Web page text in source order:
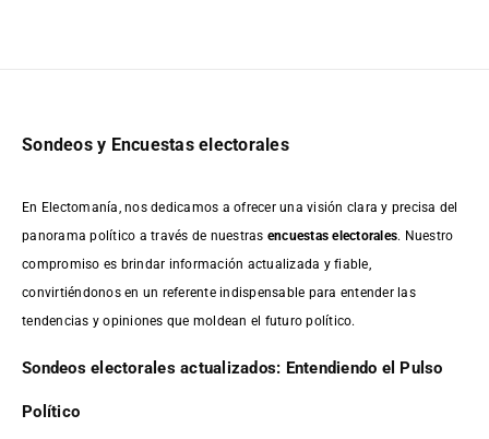
Sondeos y Encuestas electorales
En Electomanía, nos dedicamos a ofrecer una visión clara y precisa del
panorama político a través de nuestras encuestas electorales. Nuestro
compromiso es brindar información actualizada y fiable,
convirtiéndonos en un referente indispensable para entender las
tendencias y opiniones que moldean el futuro político.
Sondeos electorales actualizados: Entendiendo el Pulso
Político